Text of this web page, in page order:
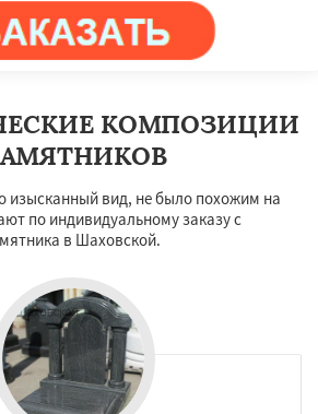
КОМПОЗИЦИИ
изысканный вид, не было похожим на
по индивидуальному заказу с
в Шаховской.